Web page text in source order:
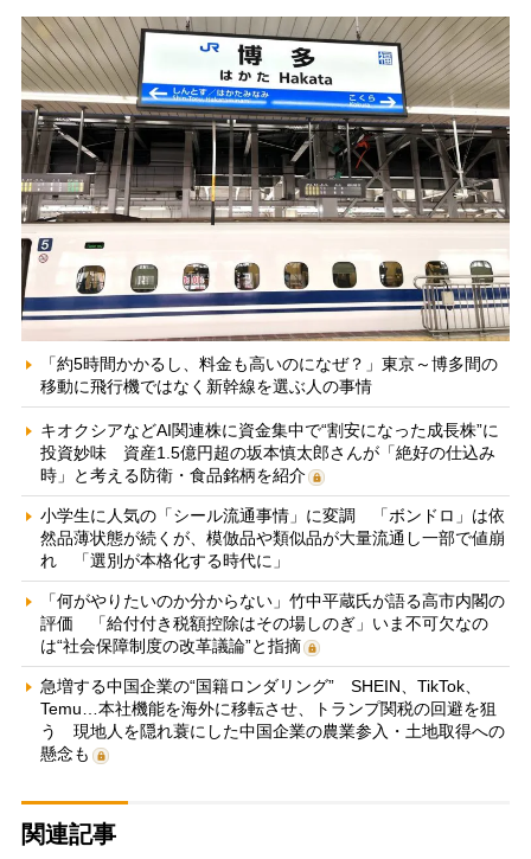
「約5時間かかるし、料金も高いのになぜ？」東京～博多間の
移動に飛行機ではなく新幹線を選ぶ人の事情
キオクシアなどAI関連株に資金集中で“割安になった成長株”に
投資妙味 資産1.5億円超の坂本慎太郎さんが「絶好の仕込み
時」と考える防衛・食品銘柄を紹介
小学生に人気の「シール流通事情」に変調 「ボンドロ」は依
然品薄状態が続くが、模倣品や類似品が大量流通し一部で値崩
れ 「選別が本格化する時代に」
「何がやりたいのか分からない」竹中平蔵氏が語る高市内閣の
評価 「給付付き税額控除はその場しのぎ」いま不可欠なの
は“社会保障制度の改革議論”と指摘
急増する中国企業の“国籍ロンダリング” SHEIN、TikTok、
Temu…本社機能を海外に移転させ、トランプ関税の回避を狙
う 現地人を隠れ蓑にした中国企業の農業参入・土地取得への
懸念も
関連記事